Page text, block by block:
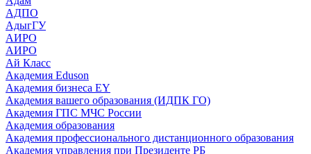
АДПО
АдыгГУ
АИРО
АИРО
Ай Класс
Академия Eduson
Академия бизнеса EY
Академия вашего образования (ИДПК ГО)
Академия ГПС МЧС России
Академия образования
Академия профессионального дистанционного образования
Академия управления при Президенте РБ